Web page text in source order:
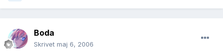
Boda
Skrivet maj 6, 2006